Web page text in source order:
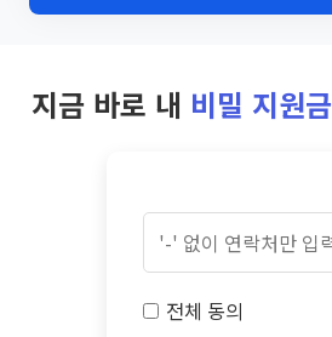
지금 바로 내 비밀 지원금
전체 동의